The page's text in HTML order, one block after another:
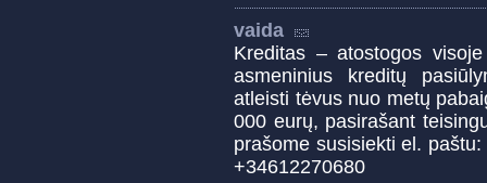
vaida
Kreditas – atostogos
asmeninius kreditų
atleisti tėvus nuo metų
000 eurų, pasirašant
prašome susisiekti el.
+34612270680